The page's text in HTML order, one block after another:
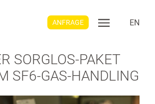
ANFRAGE EN
SORGLOS-PAKET
SF6-GAS-HANDLING